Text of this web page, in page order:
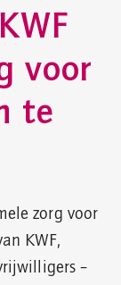
voor
te
zorg voor
KWF,
–